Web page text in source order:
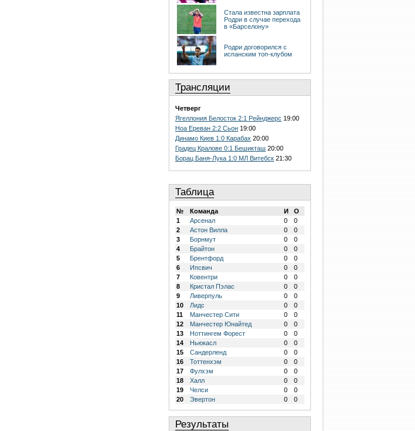
Стала известна зарплата
Родри в случае перехода
в «Барселону»
Родри договорился с
испанским топ-клубом
Трансляции
Четверг
Ягеллония Белосток 2:1 Рейнджерс 19:00
Ноа Ереван 2:2 Сьон 19:00
Динамо Киев 1:0 Карабах 20:00
Градец Кралове 0:1 Бешикташ 20:00
Борац Баня-Лука 1:0 МЛ Витебск 21:30
Таблица
№ Команда И
О
1
Арсенал 0
0
2
Астон Вилла 0
0
3
Борнмут 0
0
4
Брайтон 0
0
5
Брентфорд 0
0
6
Ипсвич 0
0
7
Ковентри 0
0
8
Кристал Пэлас 0
0
9
Ливерпуль 0
0
10
Лидс 0
0
11
Манчестер Сити 0
0
12
Манчестер Юнайтед 0
0
13
Ноттингем Форест 0
0
14
Ньюкасл 0
0
15
Сандерленд 0
0
16
Тоттенхэм 0
0
17
Фулхэм 0
0
18
Халл 0
0
19
Челси 0
0
20
Эвертон 0 0
Результаты